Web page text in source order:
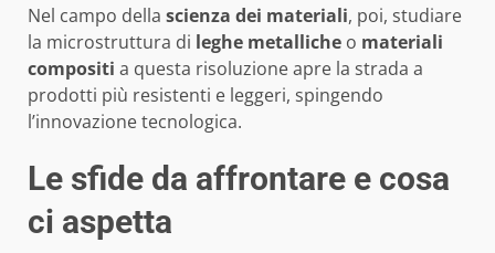
Nel campo della scienza dei materiali, poi, studiare
la microstruttura di leghe metalliche o materiali
compositi a questa risoluzione apre la strada a
prodotti più resistenti e leggeri, spingendo
l’innovazione tecnologica.
Le sfide da affrontare e cosa
ci aspetta